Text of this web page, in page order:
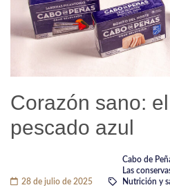
Corazón sano:
pescado azul
28 de julio de 2025
Cabo de
Las
Nutrición y